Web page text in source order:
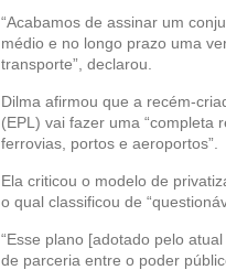
“Acabamos de assinar um
médio e no longo prazo uma
transporte”, declarou.
Dilma afirmou que a recém-
(EPL) vai fazer uma “completa
ferrovias, portos e aeroportos”.
Ela criticou o modelo de
o qual classificou de
“Esse plano [adotado pelo
de parceria entre o poder